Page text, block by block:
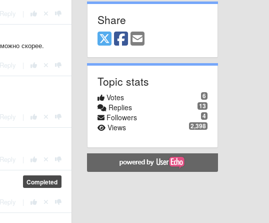
скорее.
Completed
Share
Topic stats
6
Votes
13
Replies
4
Followers
2,398
Views